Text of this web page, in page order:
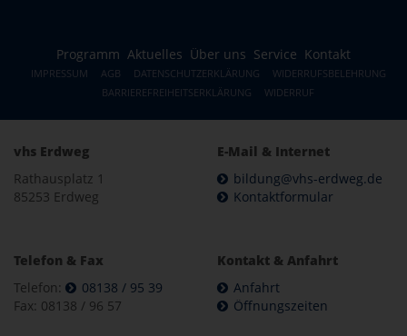
Programm Aktuelles Über uns Service Kontakt
IMPRESSUM AGB DATENSCHUTZERKLÄRUNG
WIDERRUFSBELEHRUNG
BARRIEREFREIHEITSERKLÄRUNG
WIDERRUF
vhs Erdweg
Rathausplatz 1
85253 Erdweg
E-Mail & Internet
bildung@vhs-erdweg.de
Kontaktformular
Telefon & Fax
Telefon:
08138 / 95 39
Fax: 08138 / 96 57
Kontakt & Anfahrt
Anfahrt
Öffnungszeiten